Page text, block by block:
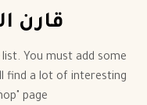
قارن
You must add some
find a lot of interesting
page.